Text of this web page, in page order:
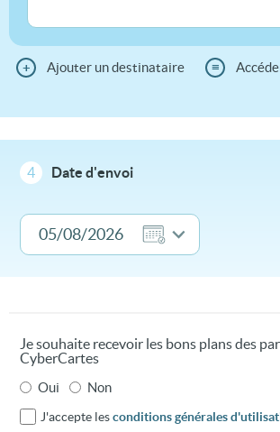
+ Ajouter un destinataire ≡
4 Date d'envoi
Je souhaite recevoir les bons plans des
CyberCartes
Oui Non
J'accepte lesconditions générales